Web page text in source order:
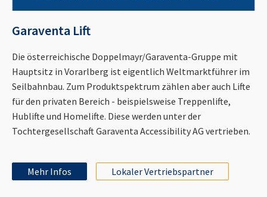
Garaventa Lift
Die österreichische Doppelmayr/Garaventa-Gruppe mit
Hauptsitz in Vorarlberg ist eigentlich Weltmarktführer im
Seilbahnbau. Zum Produktspektrum zählen aber auch Lifte
für den privaten Bereich - beispielsweise Treppenlifte,
Hublifte und Homelifte. Diese werden unter der
Tochtergesellschaft Garaventa Accessibility AG vertrieben.
Mehr Infos Lokaler Vertriebspartner